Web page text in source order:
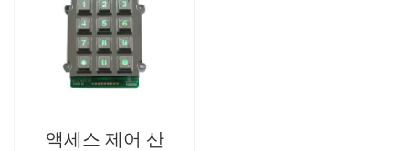
액세스 제어 산